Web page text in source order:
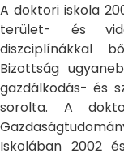
A doktori iskola
terület- és
diszciplínákkal
Bizottság
gazdálkodás- és
sorolta. A
Iskolában 2002